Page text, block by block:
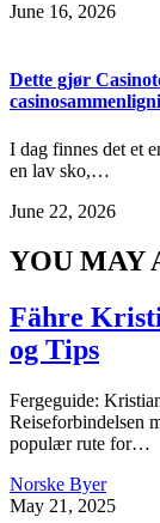
June 16, 2026
Dette gjør
I dag finnes det et
en lav sko,…
June 22, 2026
YOU MAY
Fähre
og Tips
Fergeguide:
Reiseforbindelsen
populær rute for…
Norske Byer
May 21, 2025